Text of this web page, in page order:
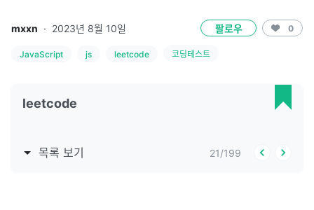
mxxn · 2023년 8월 10일 팔로우 0
JavaScript js leetcode 코딩테스트
leetcode
목록 보기 21/199